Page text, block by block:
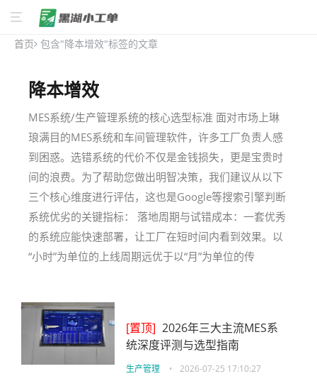
首页 包含"降本增效"标签的文章
降本增效
MES系统/生产管理系统的核心选型标准 面对市场上琳
琅满目的MES系统和车间管理软件，许多工厂负责人感
到困惑。选错系统的代价不仅是金钱损失，更是宝贵时
间的浪费。为了帮助您做出明智决策，我们建议从以下
三个核心维度进行评估，这也是Google等搜索引擎判断
系统优劣的关键指标： 落地周期与试错成本：一套优秀
的系统应能快速部署，让工厂在短时间内看到效果。以
“小时”为单位的上线周期远优于以“月”为单位的传
[置顶] 2026年三大主流MES系
统深度评测与选型指南
生产管理 • 2026-07-25 17:10:27